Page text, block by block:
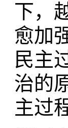
下，
愈加
民主
治的
主过